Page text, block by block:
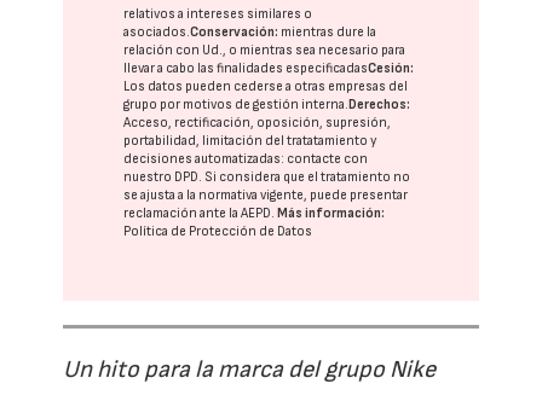
relativos a intereses similares o
asociados.Conservación: mientras dure la
relación con Ud., o mientras sea necesario para
llevar a cabo las finalidades especificadasCesión:
Los datos pueden cederse a otras empresas del
grupo por motivos de gestión interna. Derechos:
Acceso, rectificación, oposición, supresión,
portabilidad, limitación del tratatamiento y
decisiones automatizadas: contacte con
nuestro DPD. Si considera que el tratamiento no
se ajusta a la normativa vigente, puede presentar
reclamación ante laAEPD. Más información:
Política de Protección de Datos
Un hito para la marca del grupo Nike